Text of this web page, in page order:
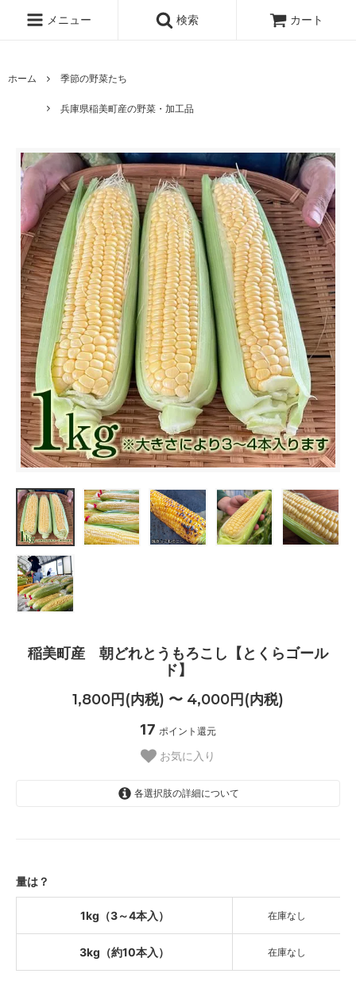
メニュー 検索 カート
ホーム 季節の野菜たち
兵庫県稲美町産の野菜・加工品
稲美町産 朝どれとうもろこし【とくらゴール
ド】
1,800円(内税) 〜 4,000円(内税)
17 ポイント還元
お気に入り
各選択肢の詳細について
SOLD OUT
量は？
1kg（3～4本入） 在庫なし
3kg（約10本入） 在庫なし